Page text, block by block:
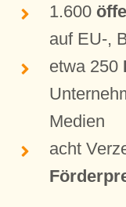
1.600
auf EU-,
etwa 250
Medien
acht